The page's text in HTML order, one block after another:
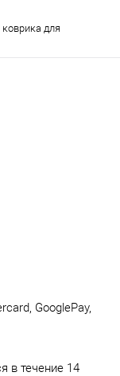
для
GooglePay,
в течение 14